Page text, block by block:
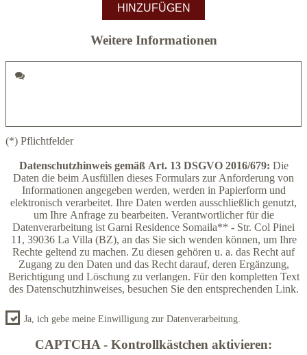
Weitere Informationen
(*) Pflichtfelder
Datenschutzhinweis gemäß Art. 13 DSGVO 2016/679: Die
Daten die beim Ausfüllen dieses Formulars zur Anforderung von
Informationen angegeben werden, werden in Papierform und
elektronisch verarbeitet. Ihre Daten werden ausschließlich genutzt,
um Ihre Anfrage zu bearbeiten. Verantwortlicher für die
Datenverarbeitung ist Garni Residence Somaila** - Str. Col Pinei
11, 39036 La Villa (BZ), an das Sie sich wenden können, um Ihre
Rechte geltend zu machen. Zu diesen gehören u. a. das Recht auf
Zugang zu den Daten und das Recht darauf, deren Ergänzung,
Berichtigung und Löschung zu verlangen. Für den kompletten Text
des Datenschutzhinweises, besuchen Sie den entsprechenden Link.
Ja, ich gebe meine Einwilligung zur Datenverarbeitung.
CAPTCHA - Kontrollkästchen aktivieren: